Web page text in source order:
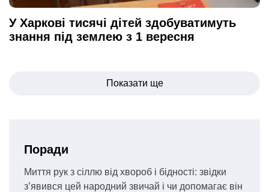
У Харкові тисячі дітей здобуватимуть
знання під землею з 1 вересня
Показати ще
Поради
Миття рук з сіллю від хвороб і бідності: звідки
з’явився цей народний звичай і чи допомагає він